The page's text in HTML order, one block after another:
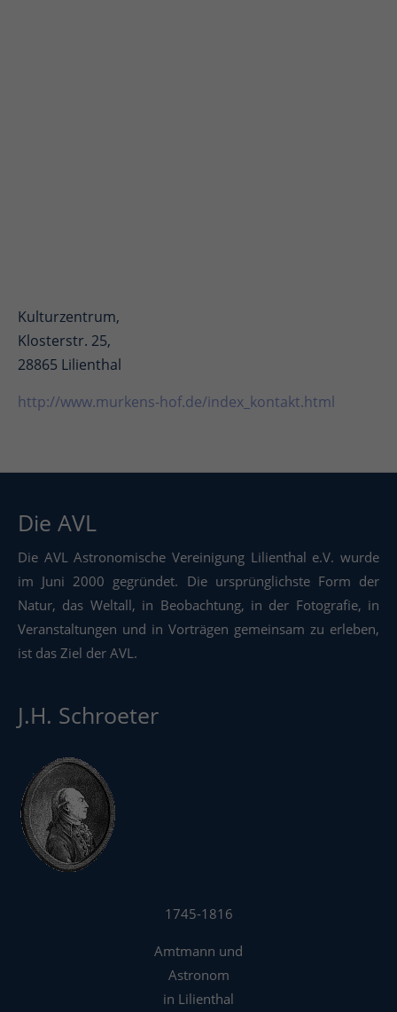
Kulturzentrum,
Klosterstr. 25,
28865 Lilienthal
http://www.murkens-hof.de/index_kontakt.html
Die AVL
Die AVL Astronomische Vereinigung Lilienthal e.V. wurde
im Juni 2000 gegründet. Die ursprünglichste Form der
Natur, das Weltall, in Beobachtung, in der Fotografie, in
Veranstaltungen und in Vorträgen gemeinsam zu erleben,
ist das Ziel der AVL.
J.H. Schroeter
1745-1816
Amtmann und
Astronom
in Lilienthal